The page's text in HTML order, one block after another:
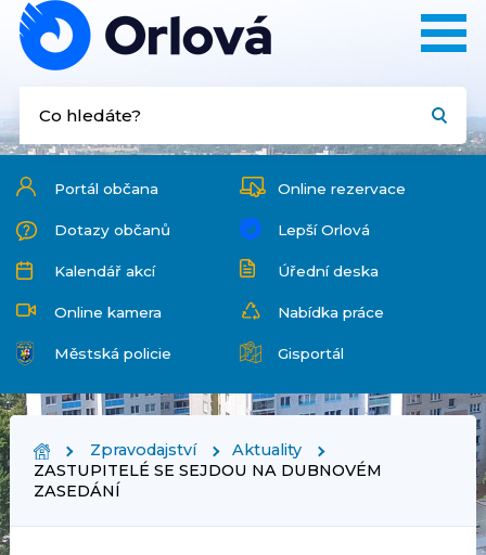
Portál občana Online rezervace
Dotazy občanů Lepší Orlová
Kalendář akcí Úřední deska
Online kamera Nabídka práce
Městská policie Gisportál
Zpravodajství
Aktuality
ZASTUPITELÉ SE SEJDOU NA DUBNOVÉM
ZASEDÁNÍ